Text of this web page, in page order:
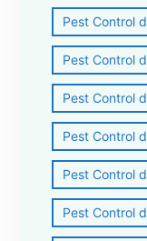
Pest Control
Pest Control
Pest Control
Pest Control
Pest Control
Pest Control